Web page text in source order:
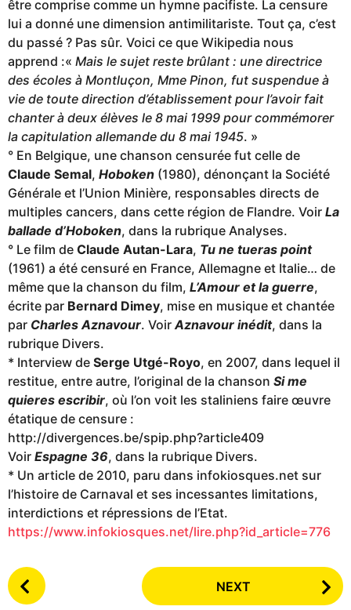
être comprise comme un hymne pacifiste. La censure
lui a donné une dimension antimilitariste. Tout ça, c’est
du passé ? Pas sûr. Voici ce que Wikipedia nous
apprend :« Mais le sujet reste brûlant : une directrice
des écoles à Montluçon, Mme Pinon, fut suspendue à
vie de toute direction d’établissement pour l’avoir fait
chanter à deux élèves le 8 mai 1999 pour commémorer
la capitulation allemande du 8 mai 1945. »
° En Belgique, une chanson censurée fut celle de
Claude Semal, Hoboken (1980), dénonçant la Société
Générale et l’Union Minière, responsables directs de
multiples cancers, dans cette région de Flandre. Voir La
ballade d’Hoboken, dans la rubrique Analyses.
° Le film de Claude Autan-Lara, Tu ne tueras point
(1961) a été censuré en France, Allemagne et Italie… de
même que la chanson du film, L’Amour et la guerre,
écrite par Bernard Dimey, mise en musique et chantée
par Charles Aznavour. VoirAznavour inédit, dans la
rubrique Divers.
* Interview de Serge Utgé-Royo, en 2007, dans lequel il
restitue, entre autre, l’original de la chanson Si me
quieres escribir, où l’on voit les staliniens faire œuvre
étatique de censure :
http://divergences.be/spip.php?article409
Voir Espagne 36, dans la rubrique Divers.
* Un article de 2010, paru dans infokiosques.net sur
l’histoire de Carnaval et ses incessantes limitations,
interdictions et répressions de l’Etat.
https://www.infokiosques.net/lire.php?id_article=776
P
o
NEXT